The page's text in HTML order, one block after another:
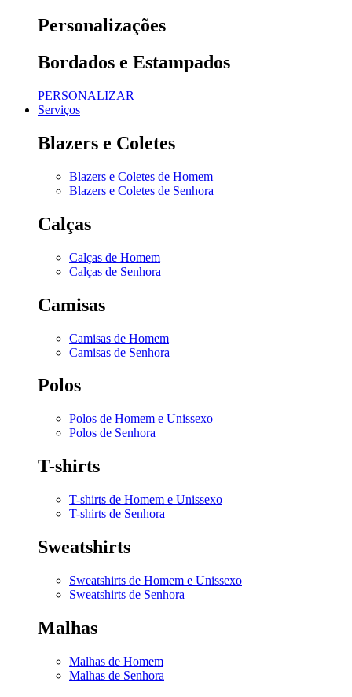
Personalizações
Bordados e Estampados
PERSONALIZAR
Serviços
Blazers e Coletes
Blazers e Coletes de Homem
Blazers e Coletes de Senhora
Calças
Calças de Homem
Calças de Senhora
Camisas
Camisas de Homem
Camisas de Senhora
Polos
Polos de Homem e Unissexo
Polos de Senhora
T-shirts
T-shirts de Homem e Unissexo
T-shirts de Senhora
Sweatshirts
Sweatshirts de Homem e Unissexo
Sweatshirts de Senhora
Malhas
Malhas de Homem
Malhas de Senhora